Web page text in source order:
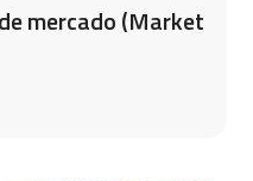
mercado (Market